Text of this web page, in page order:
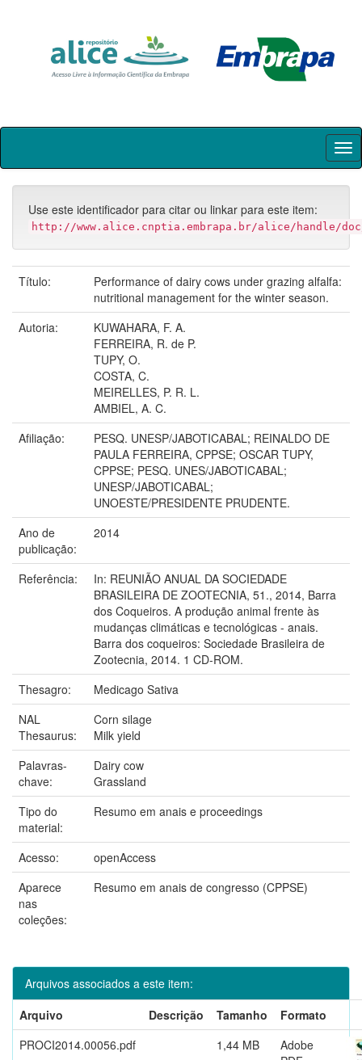
Skip
Use este identificador para citar ou linkar para este item:
http://www.alice.cnptia.embrapa.br/alice/handle/
Título:
Performance of dairy cows under grazing alfalfa:
nutritional management for the winter season.
Autoria:
KUWAHARA, F. A.
FERREIRA, R. de P.
TUPY, O.
COSTA, C.
MEIRELLES, P. R. L.
AMBIEL, A. C.
Afiliação:
PESQ. UNESP/JABOTICABAL; REINALDO DE
PAULA FERREIRA, CPPSE; OSCAR TUPY,
CPPSE; PESQ. UNES/JABOTICABAL;
UNESP/JABOTICABAL;
UNOESTE/PRESIDENTE PRUDENTE.
Ano de
publicação:
2014
Referência:
In: REUNIÃO ANUAL DA SOCIEDADE
BRASILEIRA DE ZOOTECNIA, 51., 2014, Barra
dos Coqueiros. A produção animal frente às
mudanças climáticas e tecnológicas - anais.
Barra dos coqueiros: Sociedade Brasileira de
Zootecnia, 2014. 1 CD-ROM.
Thesagro:
Medicago Sativa
NAL
Thesaurus:
Corn silage
Milk yield
Palavras-
chave:
Dairy cow
Grassland
Tipo do
material:
Resumo em anais e proceedings
Acesso:
openAccess
Aparece
nas
coleções:
Resumo em anais de congresso (CPPSE)
Arquivos associados a este item:
Arquivo
Descrição Tamanho
Formato
PROCI2014.00056.pdf
1,44 MB
Adobe